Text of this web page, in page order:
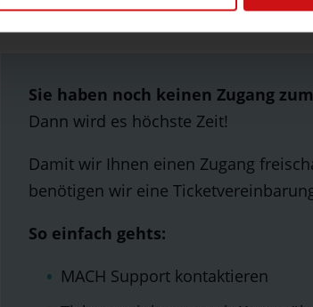
finden.
Sie haben noch keinen Zugang
Dann wird es höchste Zeit!
Damit wir Ihnen einen Zugang
benötigen wir eine
So einfach gehts:
MACH Support kontaktieren